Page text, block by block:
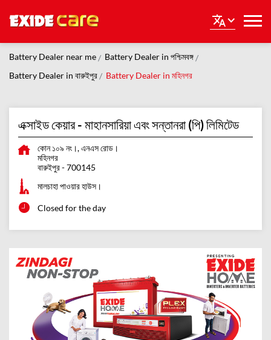
Battery Dealer near me
Battery Dealer in পশ্চিমবঙ্গ
Battery Dealer in বারুইপুর
Battery Dealer in মহিনগর
এক্সাইড কেয়ার - মাহানসারিয়া এবং সন্তানরা (পি) লিমিটেড
কোন ১০৯ নং।, এনএস রোড।
মহিনগর
বারুইপুর-700145
মালচাহা পাওয়ার হাউস।
Closed for the day